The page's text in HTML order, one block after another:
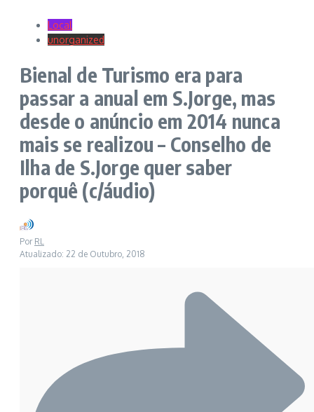
Local
unorganized
Bienal de Turismo era para
passar a anual em S.Jorge, mas
desde o anúncio em 2014 nunca
mais se realizou – Conselho de
Ilha de S.Jorge quer saber
porquê (c/áudio)
Por RL
Atualizado: 22 de Outubro, 2018